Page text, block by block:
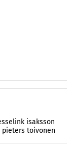
isaksson
pieters toivonen